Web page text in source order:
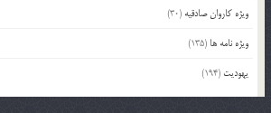
ویژه کاروان صادقیه (30)
ویژه نامه ها (135)
یهودیت (194)